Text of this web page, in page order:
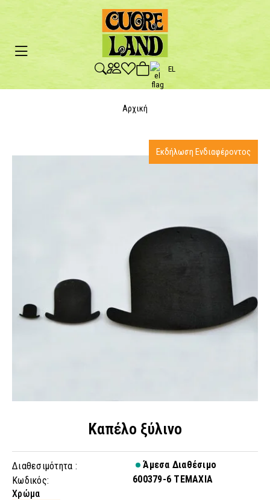
EL
Αρχική
Καπέλο ξύλινο
Διαθεσιμότητα :
Άμεσα Διαθέσιμο
Κωδικός:
600379-6 ΤΕΜΑΧΙΑ
Χρώμα
Εκδήλωση Ενδιαφέροντος